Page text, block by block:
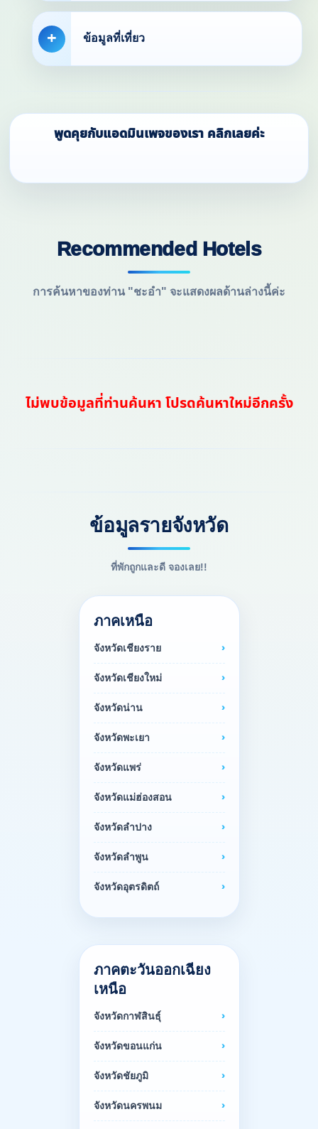
ข้อมูลที่เที่ยว
พูดคุยกับแอดมินเพจของเรา คลิกเลยค่ะ
Recommended Hotels
การค้นหาของท่าน "ชะอำ" จะแสดงผลด้านล่างนี้ค่ะ
ไม่พบข้อมูลที่ท่านค้นหา โปรดค้นหาใหม่อีกครั้ง
ข้อมูลรายจังหวัด
ที่พักถูกและดี จองเลย!!
ภาคเหนือ
จังหวัดเชียงราย
จังหวัดเชียงใหม่
จังหวัดน่าน
จังหวัดพะเยา
จังหวัดแพร่
จังหวัดแม่ฮ่องสอน
จังหวัดลำปาง
จังหวัดลำพูน
จังหวัดอุตรดิตถ์
ภาคตะวันออกเฉียง
เหนือ
จังหวัดกาฬสินธุ์
จังหวัดขอนแก่น
จังหวัดชัยภูมิ
จังหวัดนครพนม